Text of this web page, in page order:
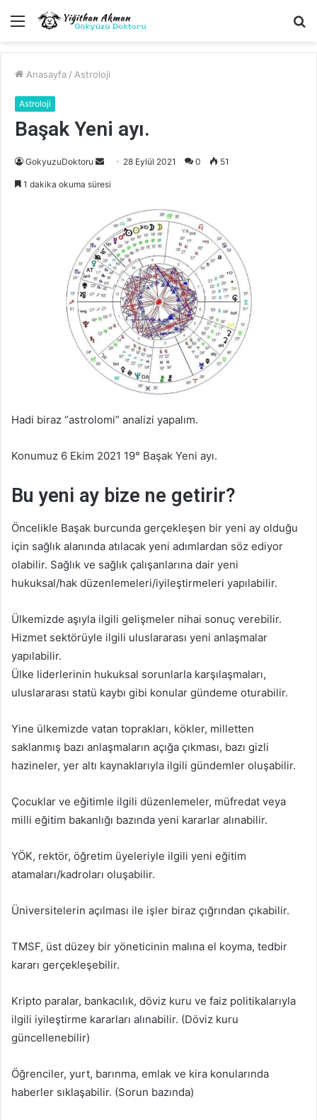
Menü
Anasayfa / Astroloji
Astroloji
Başak Yeni ayı.
GokyuzuDoktoru
Bir
göndermek
28 Eylül 2021 0 51
1 dakika okuma süresi
Hadi biraz “astrolomi” analizi yapalım.
Konumuz 6 Ekim 2021 19° Başak Yeni ayı.
Bu yeni ay bize ne getirir?
Öncelikle Başak burcunda gerçekleşen bir yeni ay olduğu
için sağlık alanında atılacak yeni adımlardan söz ediyor
olabilir. Sağlık ve sağlık çalışanlarına dair yeni
hukuksal/hak düzenlemeleri/iyileştirmeleri yapılabilir.
Ülkemizde aşıyla ilgili gelişmeler nihai sonuç verebilir.
Hizmet sektörüyle ilgili uluslararası yeni anlaşmalar
yapılabilir.
Ülke liderlerinin hukuksal sorunlarla karşılaşmaları,
uluslararası statü kaybı gibi konular gündeme oturabilir.
Yine ülkemizde vatan toprakları, kökler, milletten
saklanmış bazı anlaşmaların açığa çıkması, bazı gizli
hazineler, yer altı kaynaklarıyla ilgili gündemler oluşabilir.
Çocuklar ve eğitimle ilgili düzenlemeler, müfredat veya
milli eğitim bakanlığı bazında yeni kararlar alınabilir.
YÖK, rektör, öğretim üyeleriyle ilgili yeni eğitim
atamaları/kadroları oluşabilir.
Üniversitelerin açılması ile işler biraz çığrından çıkabilir.
TMSF, üst düzey bir yöneticinin malına el koyma, tedbir
kararı gerçekleşebilir.
Kripto paralar, bankacılık, döviz kuru ve faiz politikalarıyla
ilgili iyileştirme kararları alınabilir. (Döviz kuru
güncellenebilir)
Öğrenciler, yurt, barınma, emlak ve kira konularında
haberler sıklaşabilir. (Sorun bazında)